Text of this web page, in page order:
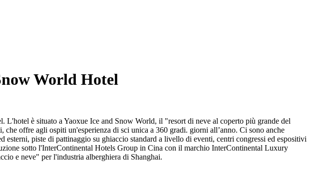
World Hotel
è situato a Yaoxue Ice and Snow World, il "resort di neve al coperto più grande del
offre agli ospiti un'esperienza di sci unica a 360 gradi. giorni all’anno. Ci sono anche
piste di pattinaggio su ghiaccio standard a livello di eventi, centri congressi ed espositivi
sotto l'InterContinental Hotels Group in Cina con il marchio InterContinental Luxury
e neve" per l'industria alberghiera di Shanghai.